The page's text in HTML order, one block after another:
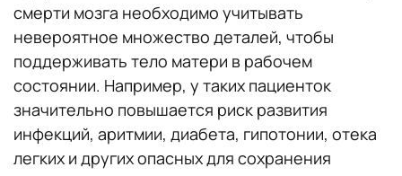
смерти мозга необходимо учитывать
невероятное множество деталей, чтобы
поддерживать тело матери в рабочем
состоянии. Например, у таких пациенток
значительно повышается риск развития
инфекций, аритмии, диабета, гипотонии, отека
легких и других опасных для сохранения